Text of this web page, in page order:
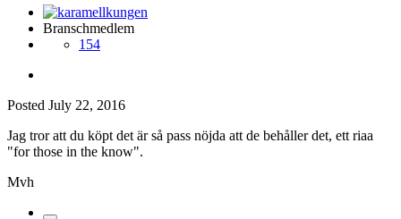
Branschmedlem
154
Posted July 22, 2016
Jag tror att du köpt det är så pass nöjda att de behåller det, ett riaa
"for those in the know".
Mvh